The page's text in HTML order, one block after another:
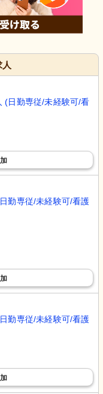
(日勤専従/未経験可/看
勤専従/未経験可/看護
勤専従/未経験可/看護